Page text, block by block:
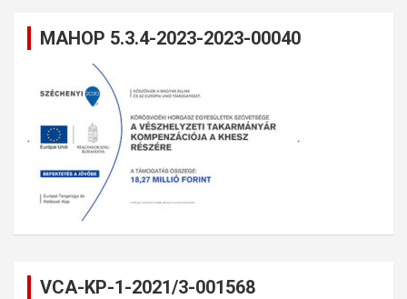
MAHOP 5.3.4-2023-2023-00040
VCA-KP-1-2021/3-001568